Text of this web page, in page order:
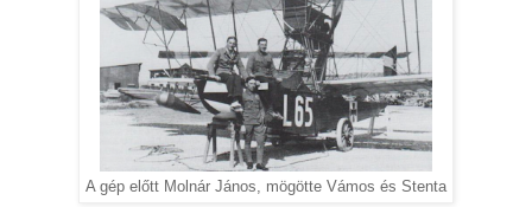
A gép előtt Molnár János, mögötte Vámos és Stenta